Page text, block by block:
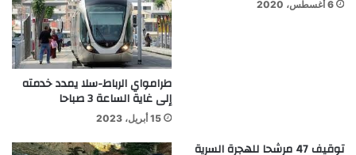
6 أغسطس، 2020
طرامواي الرباط-سلا يمدد خدمته
إلى غاية الساعة 3 صباحا
15 أبريل، 2023
توقيف 47 مرشحا للهجرة السرية